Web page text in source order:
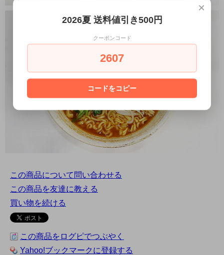
この商品について問い合わせる
この商品を友達に教える
買い物を続ける
この商品をログピでつぶやく
Yahoo!ブックマークに登録する
×
2026夏 送料値引き500円
クーポンコード
2607
コードをコピー